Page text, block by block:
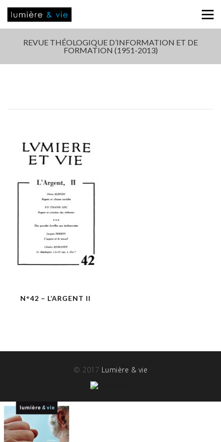
REVUE THÉOLOGIQUE D’INFORMATION ET DE
FORMATION (1951-2013)
N°42 – L’ARGENT II
© 2017 Lumière & vie